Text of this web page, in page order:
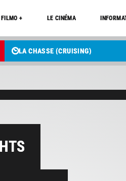
FILMO + LE CINÉMA
LA CHASSE (CRUISING)